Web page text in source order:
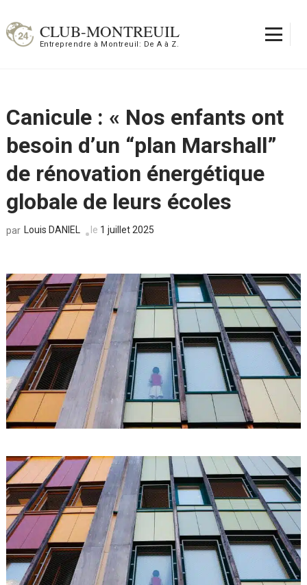
au
contenu
CLUB-MONTREUIL
Entreprendre à Montreuil: De A à Z.
Canicule : « Nos enfants ont
besoin d’un “plan Marshall”
de rénovation énergétique
globale de leurs écoles
par Louis DANIEL le 1 juillet 2025